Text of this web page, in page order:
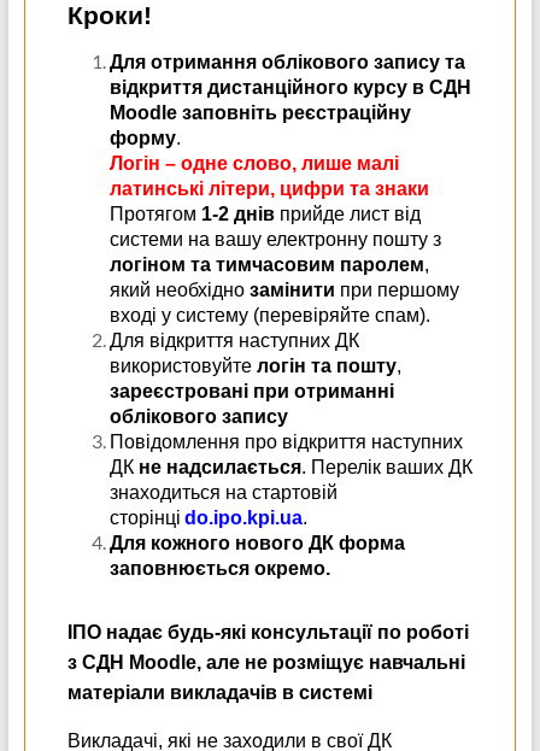
Кроки!
Для отримання облікового запису та
відкриття дистанційного курсу в СДН
Moodle заповніть реєстраційну
форму.
Логін – одне слово, лише малі
латинські літери, цифри та знаки
Протягом 1-2 днівприйде лист від
системи на вашу електронну пошту з
логіном та тимчасовим паролем,
який необхідно замінити при першому
вході у систему (перевіряйте спам).
Для відкриття наступних ДК
використовуйте логін та пошту,
зареєстровані при отриманні
облікового запису
Повідомлення про відкриття наступних
ДК не надсилається. Перелік ваших ДК
знаходиться на стартовій
сторінці do.ipo.kpi.ua.
Для кожного нового ДК форма
заповнюється окремо.
ІПО надає будь-які консультації по роботі
з СДН Moodle, але не розміщує навчальні
матеріали викладачів в системі
Викладачі, які не заходили в свої ДК